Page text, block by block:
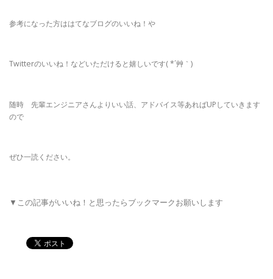
参考になった方ははてなブログのいいね！や
Twitterのいいね！などいただけると嬉しいです( *´艸｀)
随時 先輩エンジニアさんよりいい話、アドバイス等あればUPしていきます
ので
ぜひ一読ください。
▼この記事がいいね！と思ったらブックマークお願いします